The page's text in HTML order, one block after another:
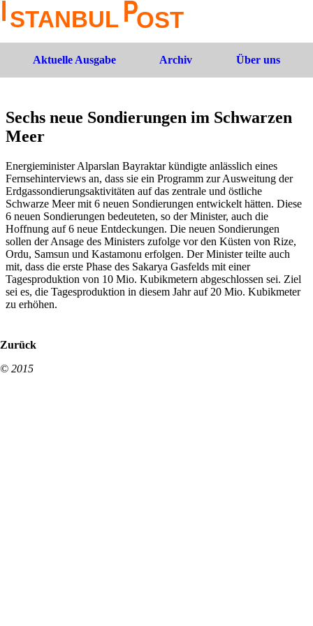
Aktuelle Ausgabe Archiv Über uns
Sechs neue Sondierungen im Schwarzen
Meer
Energieminister Alparslan Bayraktar kündigte anlässlich eines
Fernsehinterviews an, dass sie ein Programm zur Ausweitung der
Erdgassondierungsaktivitäten auf das zentrale und östliche
Schwarze Meer mit 6 neuen Sondierungen entwickelt hätten. Diese
6 neuen Sondierungen bedeuteten, so der Minister, auch die
Hoffnung auf 6 neue Entdeckungen. Die neuen Sondierungen
sollen der Ansage des Ministers zufolge vor den Küsten von Rize,
Ordu, Samsun und Kastamonu erfolgen. Der Minister teilte auch
mit, dass die erste Phase des Sakarya Gasfelds mit einer
Tagesproduktion von 10 Mio. Kubikmetern abgeschlossen sei. Ziel
sei es, die Tagesproduktion in diesem Jahr auf 20 Mio. Kubikmeter
zu erhöhen.
Zurück
© 2015